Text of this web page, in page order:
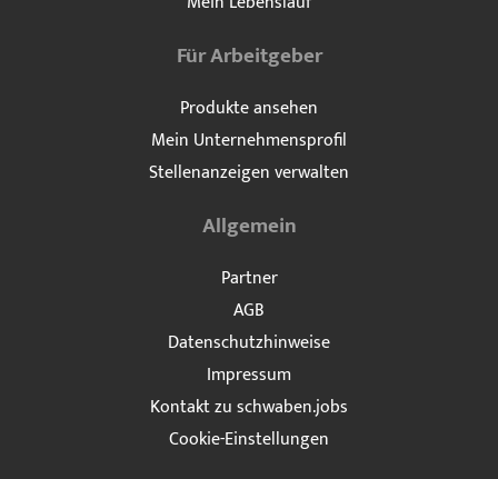
Für Arbeitgeber
Produkte ansehen
Mein Unternehmensprofil
Stellenanzeigen verwalten
Allgemein
Partner
AGB
Datenschutzhinweise
Impressum
Kontakt zu schwaben.jobs
Cookie-Einstellungen